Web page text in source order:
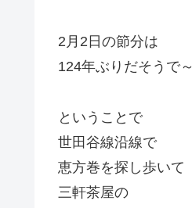
2月2日の節分は
124年ぶりだそうで～
ということで
世田谷線沿線で
恵方巻を探し歩いて
三軒茶屋の